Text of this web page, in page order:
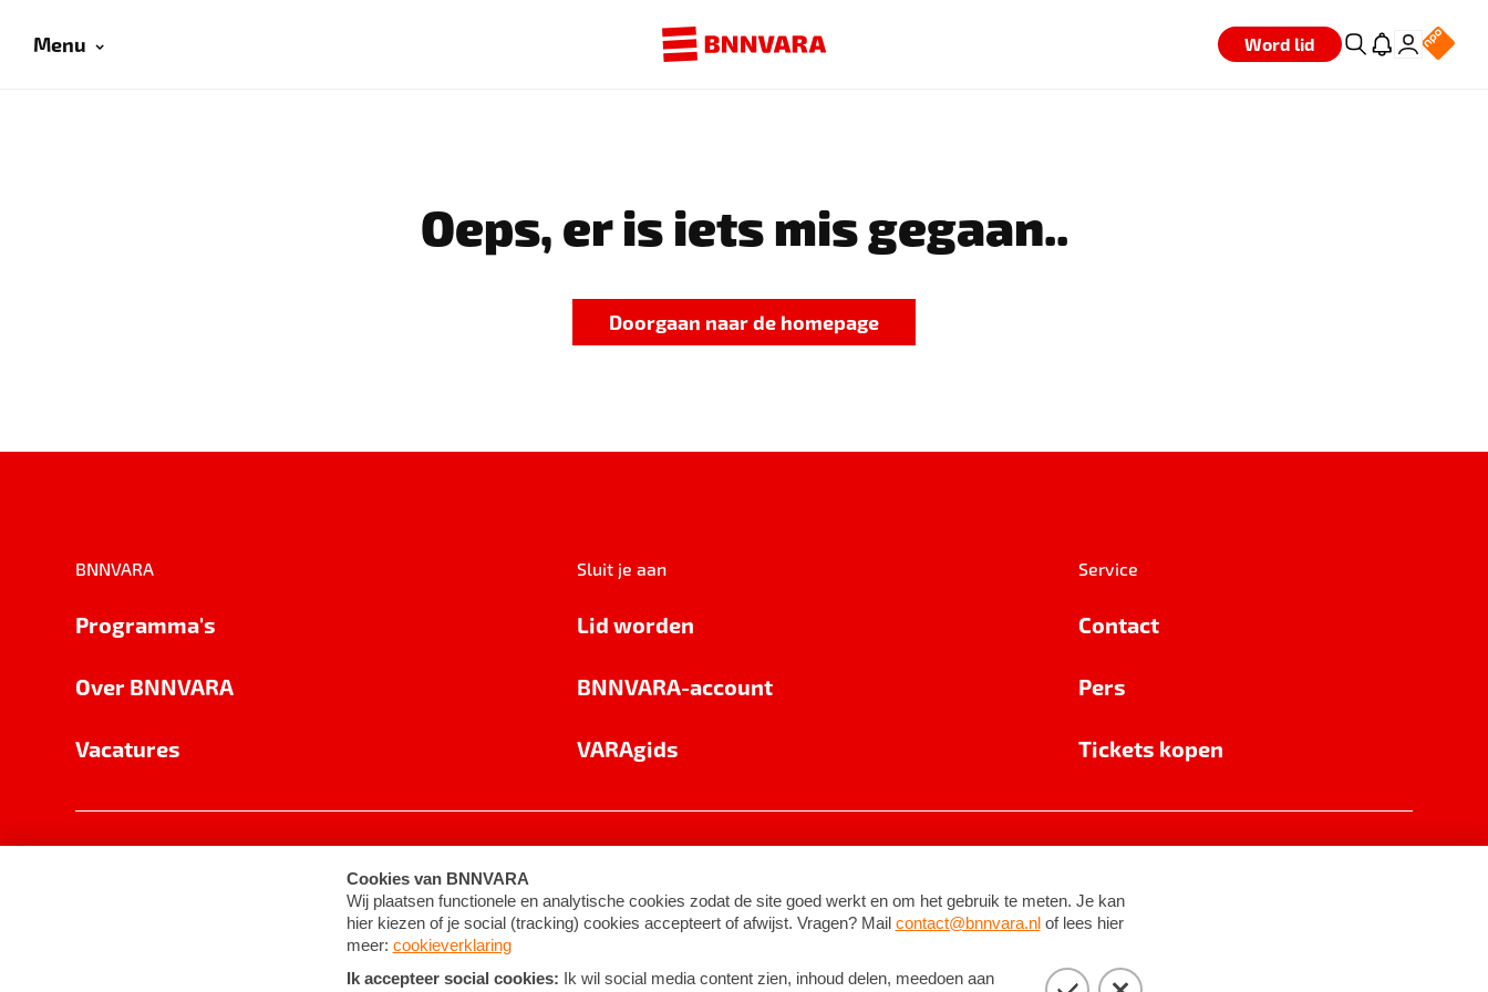
Menu Word lid
Oeps, er is iets mis gegaan..
Doorgaan naar de homepage
BNNVARA
Programma's
Over BNNVARA
Vacatures
Sluit je aan
Lid worden
BNNVARA-account
VARAgids
Service
Contact
Pers
Tickets kopen
Cookie-instellingen Algemene voorwaarden ©2026BNNVARA